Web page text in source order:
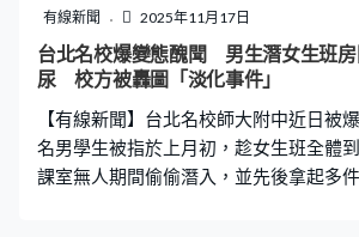
得咁痛苦，我排喺龍尾、我唔抵得。」
不便 醫管局：會按實際情況處理 林女
在重建，要「繞過大圈」才可以找到商
你仲要叫佢撐拐杖走去俾錢！」。《一
有線新聞 2025年11月17日
台北名校爆變態醜聞 男生潛女生班
尿 校方被轟圖「淡化事件」
【有線新聞】台北名校師大附中近日被
名男學生被指於上月初，趁女生班全體
課室無人期間偷偷潛入，並先後拿起多